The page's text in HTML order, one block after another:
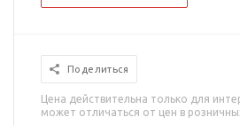
Поделиться
Цена действительна только для
может отличаться от цен в